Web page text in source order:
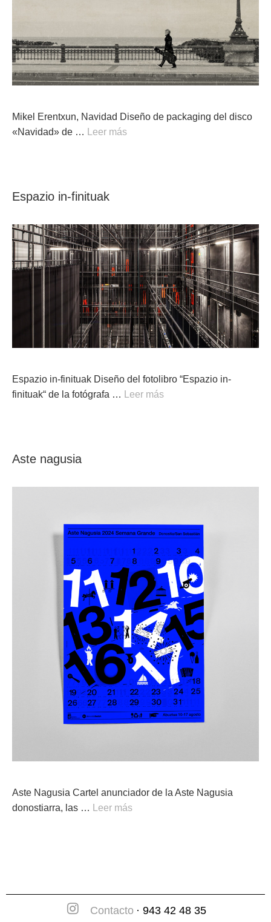
Mikel Erentxun, Navidad Diseño de packaging del disco
«Navidad» de …
Leer más
Espazio in-finituak
Espazio in-finituak Diseño del fotolibro “Espazio in-
finituak“ de la fotógrafa …
Leer más
Aste nagusia
Aste Nagusia Cartel anunciador de la Aste Nagusia
donostiarra, las …
Leer más
Contacto · 943 42 48 35